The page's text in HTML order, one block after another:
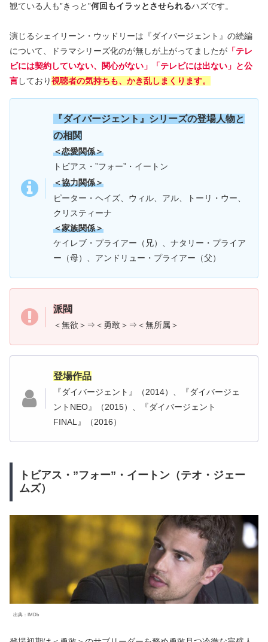
観ている人も”きっと”何回もイラッとさせられるハズです。
演じるシェイリーン・ウッドリーは『ダイバージェント』の続編
について、ドラマシリーズ化のが無しが上がってましたが 「テレ
ビには契約していない、関心がない」「テレビには出ない」と公
言しており視聴者の気持ちも、かき乱しまくります。
『ダイバージェント』シリーズの登場人物と
の相関
＜恋愛関係＞
トビアス・”フォー”・イートン
＜協力関係＞
ピーター・ヘイズ、ウィル、アル、トーリ・ウー、
クリスティーナ
＜家族関係＞
ケイレブ・プライアー（兄）、ナタリー・プライア
ー（母）、アンドリュー・プライアー（父）
派閥
＜無欲＞⇒＜勇敢＞⇒＜無所属＞
登場作品
『ダイバージェント』（2014）、『ダイバージェ
ントNEO』（2015）、『ダイバージェント
FINAL』（2016）
トビアス・”フォー”・イートン（テオ・ジェー
ムズ）
出典：IMDb